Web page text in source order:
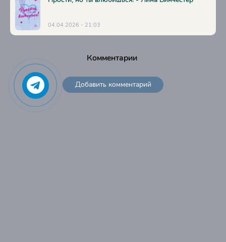
04.04.2026 - 21:03
Комментарии
Добавить комментарий